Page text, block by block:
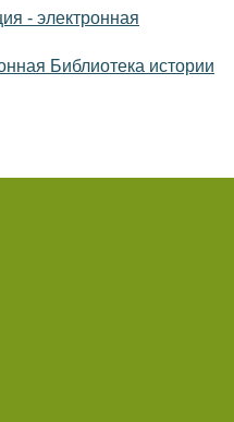
- электронная
Библиотека истории